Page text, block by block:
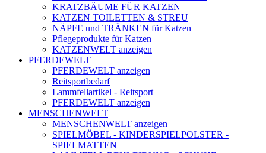
KRATZBÄUME FÜR KATZEN
KATZEN TOILETTEN & STREU
NÄPFE und TRÄNKEN für Katzen
Pflegeprodukte für Katzen
KATZENWELT anzeigen
PFERDEWELT
PFERDEWELT anzeigen
Reitsportbedarf
Lammfellartikel - Reitsport
PFERDEWELT anzeigen
MENSCHENWELT
MENSCHENWELT anzeigen
SPIELMÖBEL - KINDERSPIELPOLSTER -
SPIELMATTEN